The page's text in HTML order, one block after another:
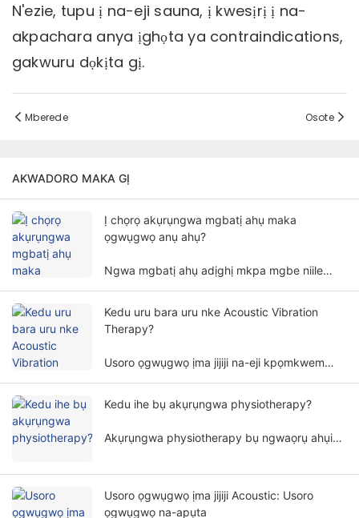
N'ezie, tupu ị na-eji sauna, ị kwesịrị ị na-
akpachara anya ịghọta ya contraindications,
gakwuru dọkịta gị.
Mberede Osote
AKWADORO MAKA GỊ
Ị chọrọ akụrụngwa mgbatị ahụ maka
ọgwụgwọ anụ ahụ?
Ngwa mgbatị ahụ adịghị mkpa mgbe niile
ọtụtụ ihe na akụkụ.
Kedu uru bara uru nke Acoustic Vibration
Therapy?
Usoro ọgwụgwọ ịma jijiji na-eji kpọmkwem
ejikwa ya n'ọtụtụ ebe na mpaghara nhazigharị
Kedu ihe bụ akụrụngwa physiotherapy?
Akụrụngwa physiotherapy bụ ngwaọrụ ahụike
Ọ na-enyere ndị ọrịa aka ịkwụsị mgbaàmà ma
weghachite ọrụ ahụ n'ụzọ na-adịghị emerụ
ahụ.
Usoro ọgwụgwọ ịma jijiji Acoustic: Usoro
ọgwụgwọ na-apụta